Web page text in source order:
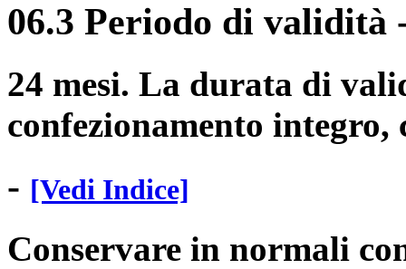
06.3 Periodo di validità
24 mesi. La durata di
confezionamento integro,
- [Vedi Indice]
Conservare in normali